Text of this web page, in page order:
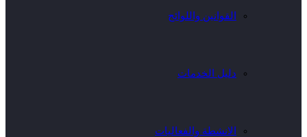
القوانين واللوائح
دليل الخدمات
الانشطة والفعاليات